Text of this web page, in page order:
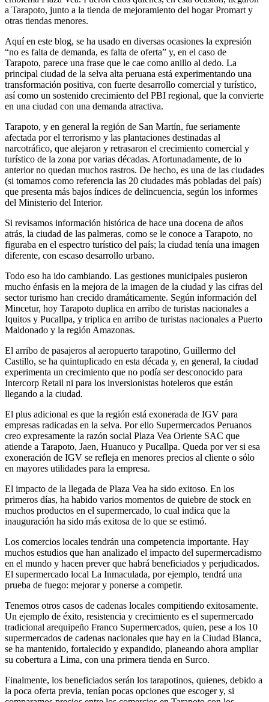
a Tarapoto, junto a la tienda de mejoramiento del hogar Promart y
otras tiendas menores.
Aquí en este blog, se ha usado en diversas ocasiones la expresión
“no es falta de demanda, es falta de oferta” y, en el caso de
Tarapoto, parece una frase que le cae como anillo al dedo. La
principal ciudad de la selva alta peruana está experimentando una
transformación positiva, con fuerte desarrollo comercial y turístico,
así como un sostenido crecimiento del PBI regional, que la convierte
en una ciudad con una demanda atractiva.
Tarapoto, y en general la región de San Martín, fue seriamente
afectada por el terrorismo y las plantaciones destinadas al
narcotráfico, que alejaron y retrasaron el crecimiento comercial y
turístico de la zona por varias décadas. Afortunadamente, de lo
anterior no quedan muchos rastros. De hecho, es una de las ciudades
(si tomamos como referencia las 20 ciudades más pobladas del país)
que presenta más bajos índices de delincuencia, según los informes
del Ministerio del Interior.
Si revisamos información histórica de hace una docena de años
atrás, la ciudad de las palmeras, como se le conoce a Tarapoto, no
figuraba en el espectro turístico del país; la ciudad tenía una imagen
diferente, con escaso desarrollo urbano.
Todo eso ha ido cambiando. Las gestiones municipales pusieron
mucho énfasis en la mejora de la imagen de la ciudad y las cifras del
sector turismo han crecido dramáticamente. Según información del
Mincetur, hoy Tarapoto duplica en arribo de turistas nacionales a
Iquitos y Pucallpa, y triplica en arribo de turistas nacionales a Puerto
Maldonado y la región Amazonas.
El arribo de pasajeros al aeropuerto tarapotino, Guillermo del
Castillo, se ha quintuplicado en esta década y, en general, la ciudad
experimenta un crecimiento que no podía ser desconocido para
Intercorp Retail ni para los inversionistas hoteleros que están
llegando a la ciudad.
El plus adicional es que la región está exonerada de IGV para
empresas radicadas en la selva. Por ello Supermercados Peruanos
creo expresamente la razón social Plaza Vea Oriente SAC que
atiende a Tarapoto, Jaen, Huanuco y Pucallpa. Queda por ver si esa
exoneración de IGV se refleja en menores precios al cliente o sólo
en mayores utilidades para la empresa.
El impacto de la llegada de Plaza Vea ha sido exitoso. En los
primeros días, ha habido varios momentos de quiebre de stock en
muchos productos en el supermercado, lo cual indica que la
inauguración ha sido más exitosa de lo que se estimó.
Los comercios locales tendrán una competencia importante. Hay
muchos estudios que han analizado el impacto del supermercadismo
en el mundo y hacen prever que habrá beneficiados y perjudicados.
El supermercado local La Inmaculada, por ejemplo, tendrá una
prueba de fuego: mejorar y ponerse a competir.
Tenemos otros casos de cadenas locales compitiendo exitosamente.
Un ejemplo de éxito, resistencia y crecimiento es el supermercado
tradicional arequipeño Franco Supermercados, quien, pese a los 10
supermercados de cadenas nacionales que hay en la Ciudad Blanca,
se ha mantenido, fortalecido y expandido, planeando ahora ampliar
su cobertura a Lima, con una primera tienda en Surco.
Finalmente, los beneficiados serán los tarapotinos, quienes, debido a
la poca oferta previa, tenían pocas opciones que escoger y, si